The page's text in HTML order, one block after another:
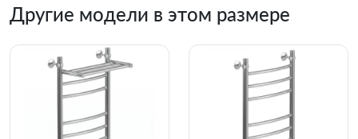
Другие модели в этом размере